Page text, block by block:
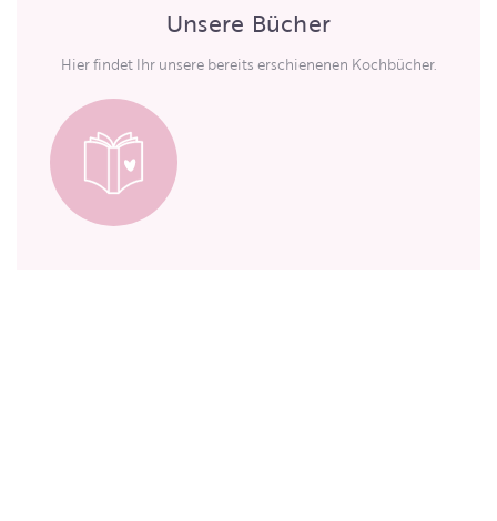
Unsere Bücher
Hier findet Ihr unsere bereits erschienenen Kochbücher.